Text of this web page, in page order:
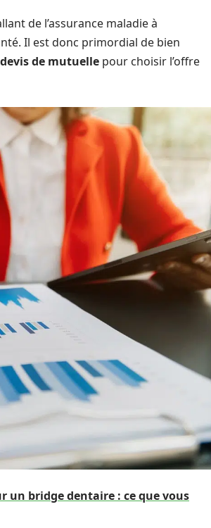
de l’assurance maladie à
Il est donc primordial de bien
devis de mutuelle pour choisir l’offre
un bridge dentaire : ce que vous